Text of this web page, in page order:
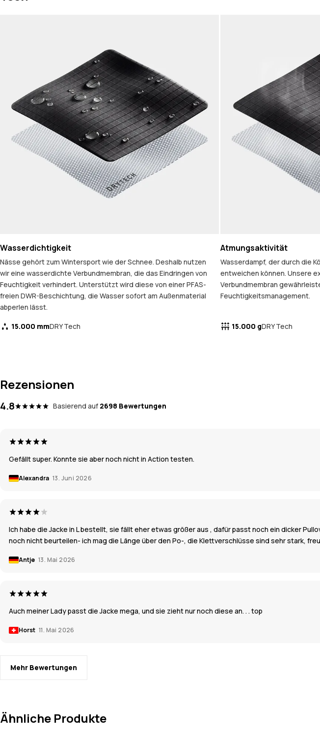
Wasserdichtigkeit
Nässe gehört zum Wintersport wie der Schnee. Deshalb nutzen
wir eine wasserdichte Verbundmembran, die das Eindringen von
Feuchtigkeit verhindert. Unterstützt wird diese von einer PFAS-
freien DWR-Beschichtung, die Wasser sofort am Außenmaterial
abperlen lässt.
15.000 mmDRY Tech
Atmungsaktivität
Wasserdampf, der durch die
entweichen können. Unsere
Verbundmembran
Feuchtigkeitsmanagement.
15.000 gDRY Tech
Rezensionen
4.8 Basierend auf 2698 Bewertungen
Gefällt super. Konnte sie aber noch nicht in Action testen.
Alexandra 13. Juni 2026
Ich habe die Jacke in L bestellt, sie fällt eher etwas größer aus , dafür passt noch ein dicker
noch nicht beurteilen- ich mag die Länge über den Po-, die Klettverschlüsse sind sehr stark,
Antje 13. Mai 2026
Auch meiner Lady passt die Jacke mega, und sie zieht nur noch diese an. . . top
Horst 11. Mai 2026
Mehr Bewertungen
Ähnliche Produkte